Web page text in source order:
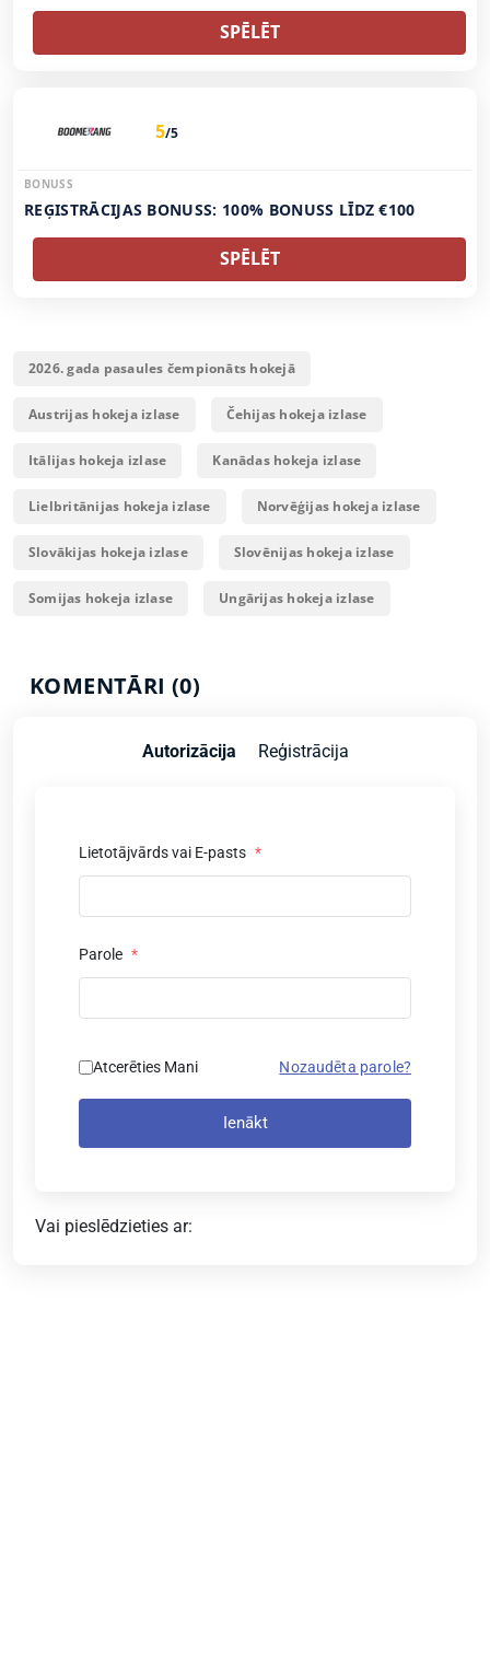
SPĒLĒT
5/5
BONUSS
REĢISTRĀCIJAS BONUSS: 100% BONUSS LĪDZ €100
SPĒLĒT
2026. gada pasaules čempionāts hokejā
Austrijas hokeja izlase Čehijas hokeja izlase
Itālijas hokeja izlase Kanādas hokeja izlase
Lielbritānijas hokeja izlase Norvēģijas hokeja izlase
Slovākijas hokeja izlase Slovēnijas hokeja izlase
Somijas hokeja izlase Ungārijas hokeja izlase
KOMENTĀRI (0)
Autorizācija Reģistrācija
Lietotājvārds vai E-pasts *
Parole *
Atcerēties Mani Nozaudēta parole?
Ienākt
Vai pieslēdzieties ar: